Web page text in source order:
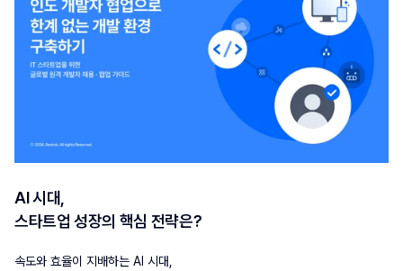
는 개발 환경 구축하기
IT 스타트업을 위한 원격 개발자 채용∙협업 가이드
AI 시대,
스타트업 성장의 핵심 전략은?
속도와 효율이 지배하는 AI 시대,